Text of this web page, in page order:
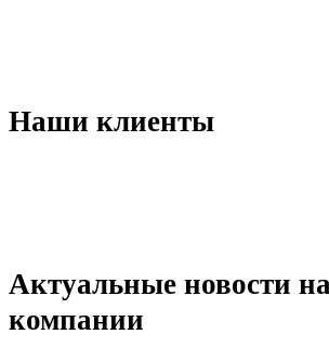
Наши клиенты
Актуальные новости
компании